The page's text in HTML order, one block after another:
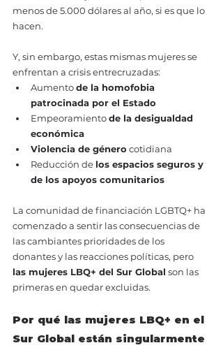
menos de 5.000 dólares al año, si es que lo
hacen.
Y, sin embargo, estas mismas mujeres se
enfrentan a crisis entrecruzadas:
Aumento de la homofobia
patrocinada por el Estado
Empeoramiento de la desigualdad
económica
Violencia de género cotidiana
Reducción de los espacios seguros y
de los apoyos comunitarios
La comunidad de financiación LGBTQ+ ha
comenzado a sentir las consecuencias de
las cambiantes prioridades de los
donantes y las reacciones políticas, pero
las mujeres LBQ+ del Sur Global son las
primeras en quedar excluidas.
Por qué las mujeres LBQ+ en el
Sur Global están singularmente